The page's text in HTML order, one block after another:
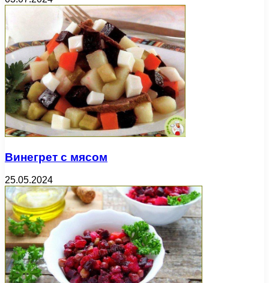
Винегрет с мясом
25.05.2024